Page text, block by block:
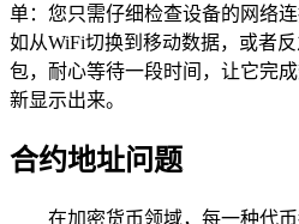
单：您只需仔细检查设备的网络
如从WiFi切换到移动数据，或者
包，耐心等待一段时间，让它完
新显示出来。
合约地址问题
在加密货币领域，每一种代